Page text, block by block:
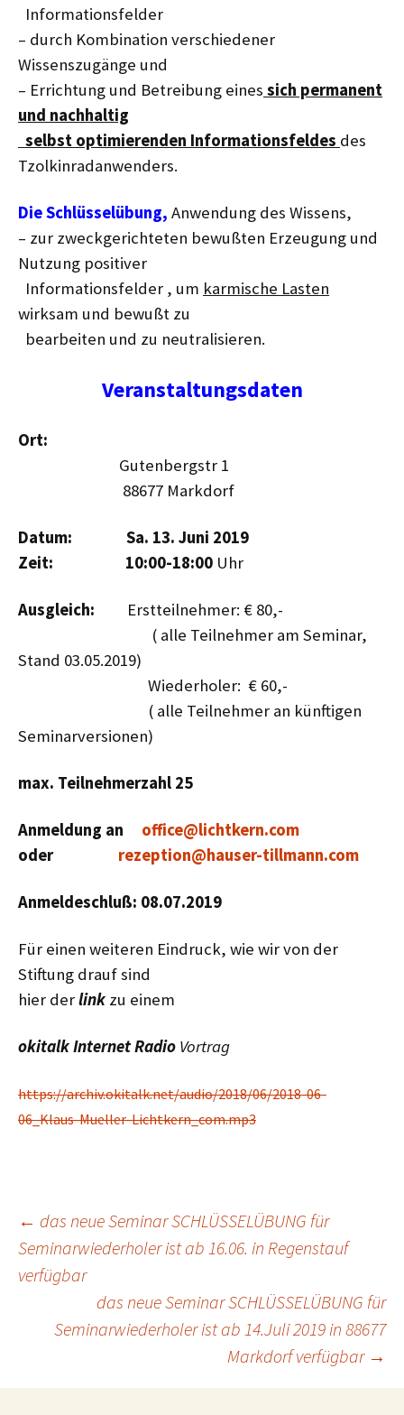
Informationsfelder
– durch Kombination verschiedener
Wissenszugänge und
– Errichtung und Betreibung eines sich permanent
und nachhaltig
selbst optimierenden Informationsfeldes des
Tzolkinradanwenders.
Die Schlüsselübung, Anwendung des Wissens,
– zur zweckgerichteten bewußten Erzeugung und
Nutzung positiver
Informationsfelder , um karmische Lasten
wirksam und bewußt zu
bearbeiten und zu neutralisieren.
Veranstaltungsdaten
Ort:
Gutenbergstr 1
88677 Markdorf
Datum: Sa. 13. Juni 2019
Zeit: 10:00-18:00 Uhr
Ausgleich: Erstteilnehmer: € 80,-
( alle Teilnehmer am Seminar,
Stand 03.05.2019)
Wiederholer: € 60,-
( alle Teilnehmer an künftigen
Seminarversionen)
max. Teilnehmerzahl 25
Anmeldung an office@lichtkern.com
oder rezeption@hauser-tillmann.com
Anmeldeschluß: 08.07.2019
Für einen weiteren Eindruck, wie wir von der
Stiftung drauf sind
hier derlink zu einem
okitalkInternet Radio Vortrag
https://archiv.okitalk.net/audio/2018/06/2018-06-
06_Klaus-Mueller-Lichtkern_com.mp3
Beitragsnavigation
← das neue Seminar SCHLÜSSELÜBUNG für
Seminarwiederholer ist ab 16.06. in Regenstauf
verfügbar
das neue Seminar SCHLÜSSELÜBUNG für
Seminarwiederholer ist ab 14.Juli 2019 in 88677
Markdorf verfügbar →